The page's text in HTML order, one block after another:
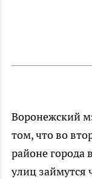
Воронежский
том, что во
районе города
улиц займутся